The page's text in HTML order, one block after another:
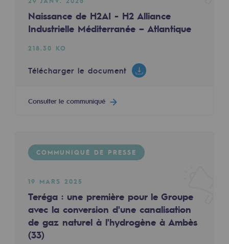
Les énergies d'avenir
Notre vision
Gaz renouvelables et procédés durables
Gaz renouvelables et procédés
Nouveaux usages
Concertations CH4, H2 et CO2
Espace pédagogique
Espace pédagogique
2050 : un monde d’énergies
Naissance de H2AI - H2 Alliance
Industrielle Méditerranée – Atlantique
218.30 KO
Télécharger le document
Consulter le communiqué
COMMUNIQUÉ DE PRESSE
19 MARS 2025
Teréga : une première pour le Groupe
avec la conversion d'une canalisation
de gaz naturel à l'hydrogène à Ambès
(33)